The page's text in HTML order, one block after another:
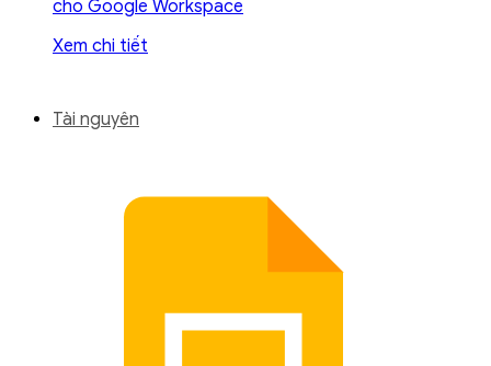
cho Google Workspace
Xem chi tiết
Tài nguyên